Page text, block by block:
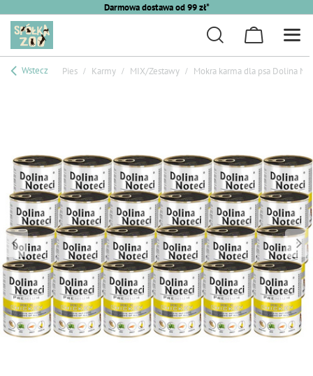
Darmowa dostawa od 99 zł*
Wstecz Pies Karmy MIX/Zestawy Mokra karma dla psa Dolina